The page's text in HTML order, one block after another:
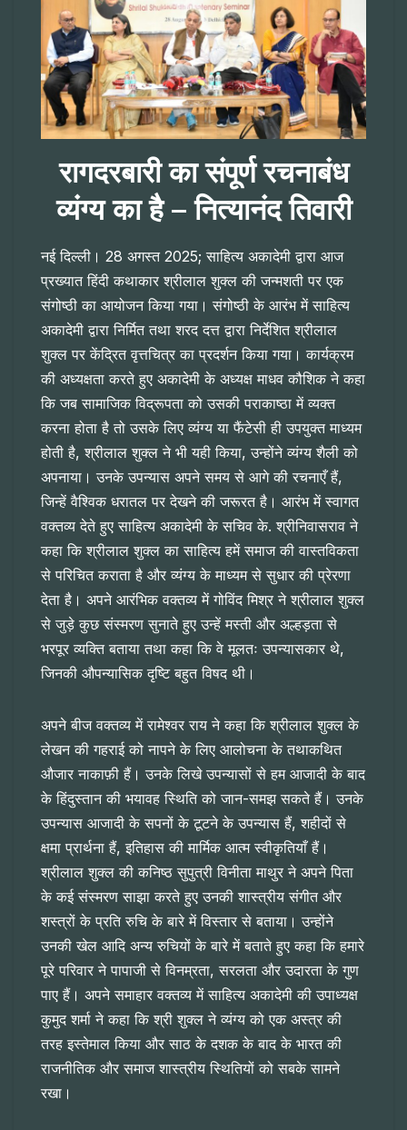
रागदरबारी का संपूर्ण रचनाबंध
व्यंग्य का है – नित्यानंद तिवारी
नई दिल्ली। 28 अगस्त 2025; साहित्य अकादेमी द्वारा आज
प्रख्यात हिंदी कथाकार श्रीलाल शुक्ल की जन्मशती पर एक
संगोष्ठी का आयोजन किया गया। संगोष्ठी के आरंभ में साहित्य
अकादेमी द्वारा निर्मित तथा शरद दत्त द्वारा निर्देशित श्रीलाल
शुक्ल पर केंद्रित वृत्तचित्र का प्रदर्शन किया गया। कार्यक्रम
की अध्यक्षता करते हुए अकादेमी के अध्यक्ष माधव कौशिक ने कहा
कि जब सामाजिक विद्रूपता को उसकी पराकाष्ठा में व्यक्त
करना होता है तो उसके लिए व्यंग्य या फैंटेसी ही उपयुक्त माध्यम
होती है, श्रीलाल शुक्ल ने भी यही किया, उन्होंने व्यंग्य शैली को
अपनाया। उनके उपन्यास अपने समय से आगे की रचनाएँ हैं,
जिन्हें वैश्विक धरातल पर देखने की जरूरत है। आरंभ में स्वागत
वक्तव्य देते हुए साहित्य अकादेमी के सचिव के. श्रीनिवासराव ने
कहा कि श्रीलाल शुक्ल का साहित्य हमें समाज की वास्तविकता
से परिचित कराता है और व्यंग्य के माध्यम से सुधार की प्रेरणा
देता है। अपने आरंभिक वक्तव्य में गोविंद मिश्र ने श्रीलाल शुक्ल
से जुड़े कुछ संस्मरण सुनाते हुए उन्हें मस्ती और अल्हड़ता से
भरपूर व्यक्ति बताया तथा कहा कि वे मूलतः उपन्यासकार थे,
जिनकी औपन्यासिक दृष्टि बहुत विषद थी।
अपने बीज वक्तव्य में रामेश्वर राय ने कहा कि श्रीलाल शुक्ल के
लेखन की गहराई को नापने के लिए आलोचना के तथाकथित
औजार नाकाफ़ी हैं। उनके लिखे उपन्यासों से हम आजादी के बाद
के हिंदुस्तान की भयावह स्थिति को जान-समझ सकते हैं। उनके
उपन्यास आजादी के सपनों के टूटने के उपन्यास हैं, शहीदों से
क्षमा प्रार्थना हैं, इतिहास की मार्मिक आत्म स्वीकृतियाँ हैं।
श्रीलाल शुक्ल की कनिष्ठ सुपुत्री विनीता माथुर ने अपने पिता
के कई संस्मरण साझा करते हुए उनकी शास्त्रीय संगीत और
शस्त्रों के प्रति रुचि के बारे में विस्तार से बताया। उन्होंने
उनकी खेल आदि अन्य रुचियों के बारे में बताते हुए कहा कि हमारे
पूरे परिवार ने पापाजी से विनम्रता, सरलता और उदारता के गुण
पाए हैं। अपने समाहार वक्तव्य में साहित्य अकादेमी की उपाध्यक्ष
कुमुद शर्मा ने कहा कि श्री शुक्ल ने व्यंग्य को एक अस्त्र की
तरह इस्तेमाल किया और साठ के दशक के बाद के भारत की
राजनीतिक और समाज शास्त्रीय स्थितियों को सबके सामने
रखा।